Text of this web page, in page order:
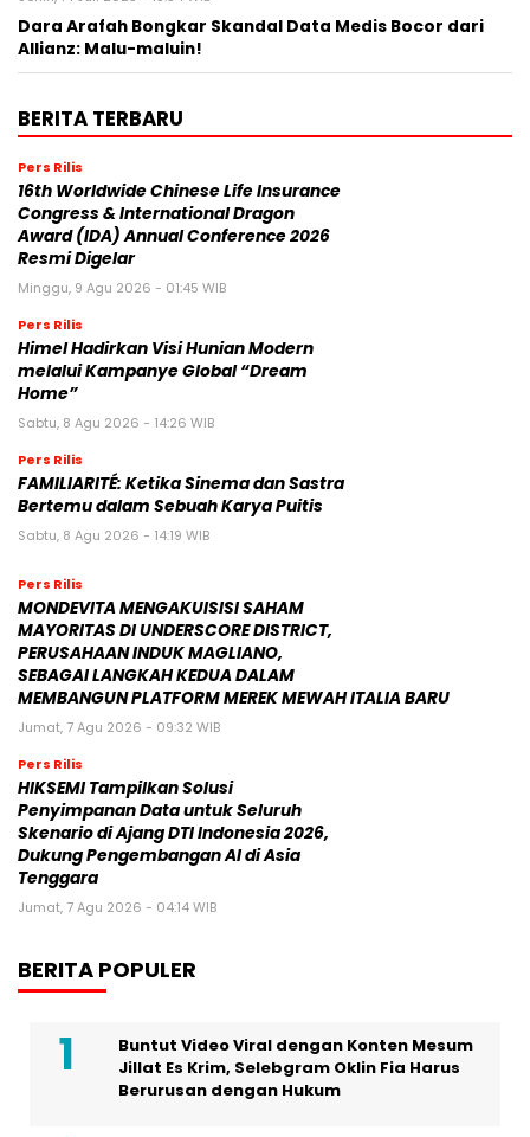
Dara Arafah Bongkar Skandal Data Medis Bocor dari
Allianz: Malu-maluin!
BERITA TERBARU
Pers Rilis
16th Worldwide Chinese Life Insurance
Congress & International Dragon
Award (IDA) Annual Conference 2026
Resmi Digelar
Minggu, 9 Agu 2026 - 01:45 WIB
Pers Rilis
Himel Hadirkan Visi Hunian Modern
melalui Kampanye Global “Dream
Home”
Sabtu, 8 Agu 2026 - 14:26 WIB
Pers Rilis
FAMILIARITÉ: Ketika Sinema dan Sastra
Bertemu dalam Sebuah Karya Puitis
Sabtu, 8 Agu 2026 - 14:19 WIB
Pers Rilis
MONDEVITA MENGAKUISISI SAHAM
MAYORITAS DI UNDERSCORE DISTRICT,
PERUSAHAAN INDUK MAGLIANO,
SEBAGAI LANGKAH KEDUA DALAM
MEMBANGUN PLATFORM MEREK MEWAH ITALIA BARU
Jumat, 7 Agu 2026 - 09:32 WIB
Pers Rilis
HIKSEMI Tampilkan Solusi
Penyimpanan Data untuk Seluruh
Skenario di Ajang DTI Indonesia 2026,
Dukung Pengembangan AI di Asia
Tenggara
Jumat, 7 Agu 2026 - 04:14 WIB
BERITA POPULER
Buntut Video Viral dengan Konten Mesum
Jillat Es Krim, Selebgram Oklin Fia Harus
Berurusan dengan Hukum